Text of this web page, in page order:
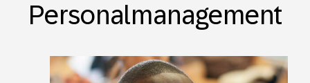
Personalmanagement